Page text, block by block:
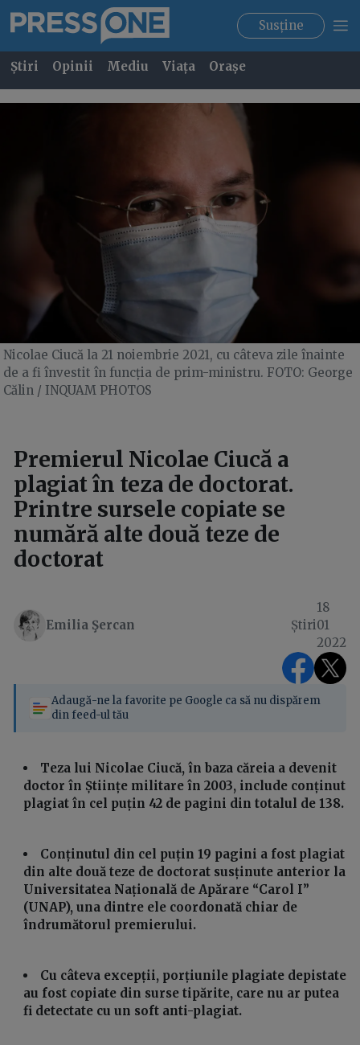
Susține
Știri Opinii Mediu Viața Orașe
Nicolae Ciucă la 21 noiembrie 2021, cu câteva zile înainte
de a fi învestit în funcția de prim-ministru. FOTO: George
Călin / INQUAM PHOTOS
Premierul Nicolae Ciucă a
plagiat în teza de doctorat.
Printre sursele copiate se
numără alte două teze de
doctorat
Emilia Şercan Știri
18
01
2022
Adaugă-ne la favorite pe Google ca să nu dispărem
din feed-ul tău
Teza lui Nicolae Ciucă, în baza căreia a devenit
doctor în Științe militare în 2003, include conținut
plagiat în cel puțin 42 de pagini din totalul de 138.
Conținutul din cel puțin 19 pagini a fost plagiat
din alte două teze de doctorat susținute anterior la
Universitatea Națională de Apărare “Carol I”
(UNAP), una dintre ele coordonată chiar de
îndrumătorul premierului.
Cu câteva excepții, porțiunile plagiate depistate
au fost copiate din surse tipărite, care nu ar putea
fi detectate cu un soft anti-plagiat.